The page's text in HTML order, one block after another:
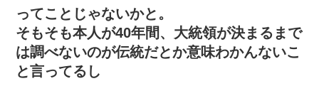
ってことじゃないかと。
そもそも本人が40年間、大統領が決まるまで
は調べないのが伝統だとか意味わかんないこ
と言ってるし